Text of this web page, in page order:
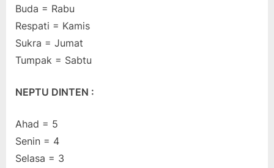
Buda = Rabu
Respati = Kamis
Sukra = Jumat
Tumpak = Sabtu
NEPTU DINTEN :
Ahad = 5
Senin = 4
Selasa = 3